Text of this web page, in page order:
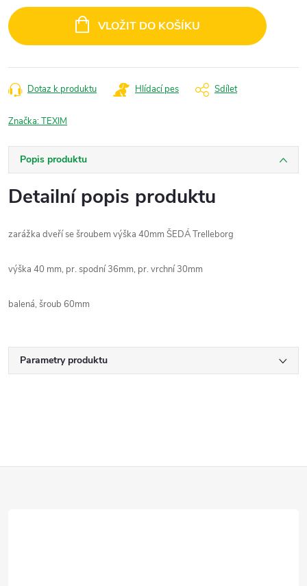
cena:
VLOŽIT DO KOŠÍKU
Dotaz k produktu Hlídací pes Sdílet
Značka:TEXIM
Popis produktu
Detailní popis produktu
zarážka dveří se šroubem výška 40mm ŠEDÁ Trelleborg
výška 40 mm, pr. spodní 36mm, pr. vrchní 30mm
balená, šroub 60mm
Parametry produktu